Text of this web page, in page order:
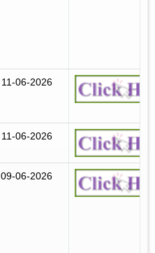
11-06-2026
11-06-2026
09-06-2026